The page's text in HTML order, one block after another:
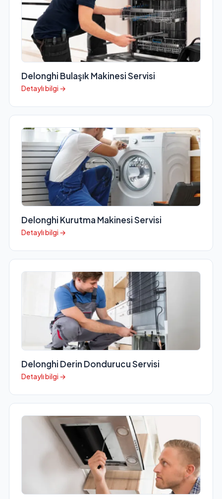
Delonghi Bulaşık Makinesi Servisi
Detaylı bilgi →
Delonghi Kurutma Makinesi Servisi
Detaylı bilgi →
Delonghi Derin Dondurucu Servisi
Detaylı bilgi →